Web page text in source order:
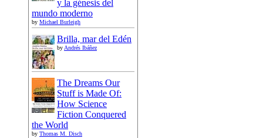
y la génesis del
mundo moderno
by Michael Burleigh
Brilla, mar del Edén
by Andrés Ibáñez
The Dreams Our
Stuff is Made Of:
How Science
Fiction Conquered
the World
by Thomas M. Disch